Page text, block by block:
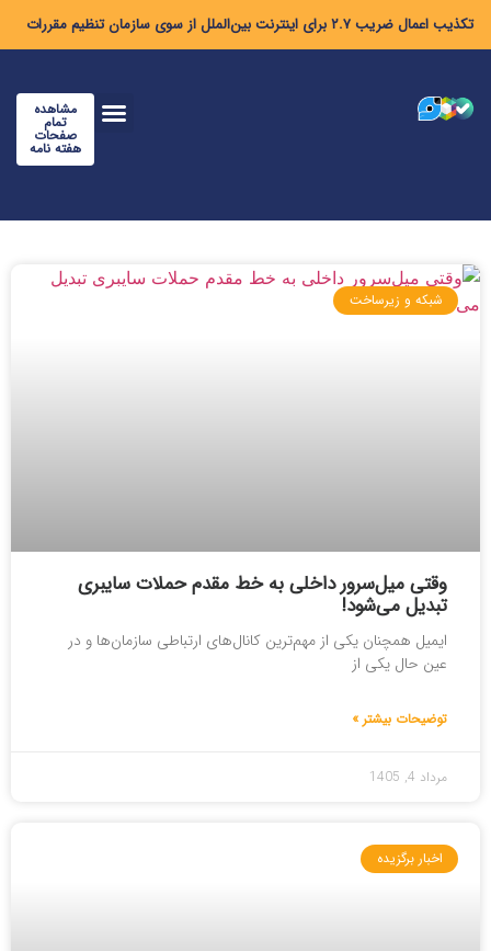
تکذیب اعمال ضریب ۲.۷ برای اینترنت بین‌الملل از سوی سازمان تنظیم مقررات
مشاهده
تمام
صفحات
هفته نامه
شبکه و زیرساخت
وقتی میل‌سرور داخلی به خط مقدم حملات سایبری
تبدیل می‌شود!
ایمیل همچنان یکی از مهم‌ترین کانال‌های ارتباطی سازمان‌ها و در
عین حال یکی از
توضیحات بیشتر »
مرداد 4, 1405
اخبار برگزیده